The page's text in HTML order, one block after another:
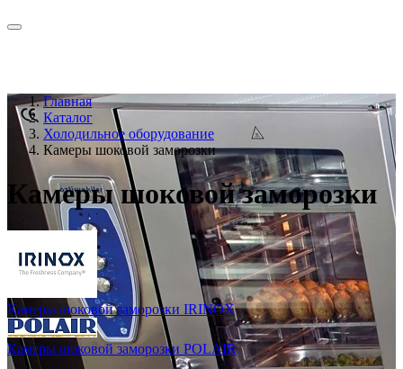
Главная
Каталог
Холодильное оборудование
Камеры шоковой заморозки
Камеры шоковой заморозки
Камеры шоковой заморозки IRINOX
Камеры шоковой заморозки POLAIR